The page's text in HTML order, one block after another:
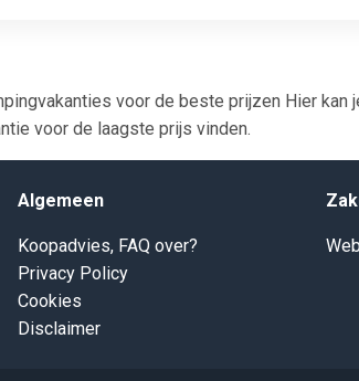
voor de beste prijzen Hier
voor de laagste prijs vinden.
Algemeen
Koopadvies, FAQ over?
Privacy Policy
Cookies
Disclaimer